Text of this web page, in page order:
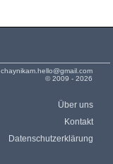
chaynikam.hello@gmail.com
© 2009 - 2026
Über uns
Kontakt
Datenschutzerklärung